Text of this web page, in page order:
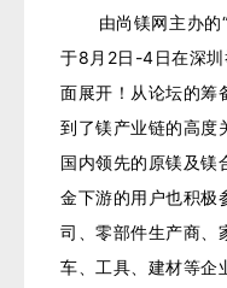
由尚镁网主办的
于8 月2日-4日在深
面展开！从论坛的筹
到了镁产业链的高度
国内领先的原镁及镁
金下游的用户也积极
司、零部件生产商、
车、工具、建材等企